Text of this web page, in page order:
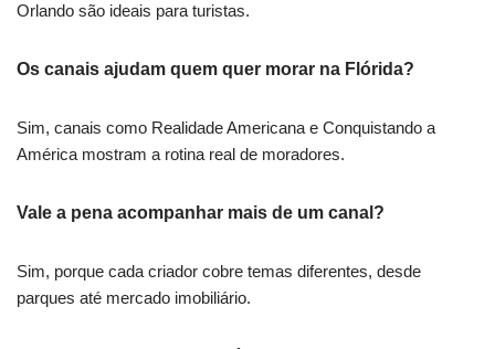
Orlando são ideais para turistas.
Os canais ajudam quem quer morar na Flórida?
Sim, canais como Realidade Americana e Conquistando a
América mostram a rotina real de moradores.
Vale a pena acompanhar mais de um canal?
Sim, porque cada criador cobre temas diferentes, desde
parques até mercado imobiliário.